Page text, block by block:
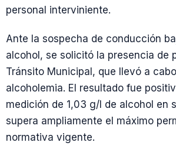
personal interviniente.
Ante la sospecha de conducción
alcohol, se solicitó la presencia de
Tránsito Municipal, que llevó a
alcoholemia. El resultado fue
medición de 1,03 g/l de alcohol en
supera ampliamente el máximo
normativa vigente.